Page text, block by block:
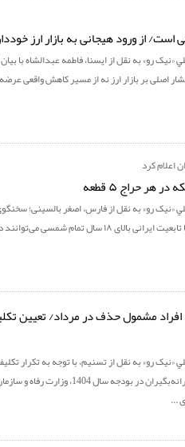
است/ از ورود هیجانی به بازار ارز
«نيک رو» به نقل از ایسنا، فاطمه عبدالشاه با
اصلی بر بازار ارز نه از مسیر کاهش واقعی عرضه
اعلام کرد
حراج ۵ قطعه
«نيک رو» به نقل از فارس، اصغر بالسینی؛
گفت: کلیه اشخاص حقیقی با تابعیت ایرانی بالای ۱۸
«نيک رو» به نقل از تسنیم، با توجه به تکرار
دهک پردرآمد از فهرست یارانه‌بگیران در بودجه
...